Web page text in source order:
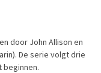
door John Allison en
De serie volgt drie
beginnen.